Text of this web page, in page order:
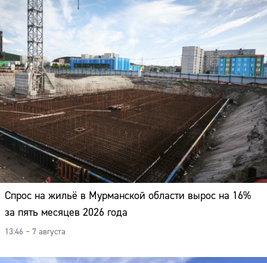
Спрос на жильё в Мурманской области вырос на 16%
за пять месяцев 2026 года
13:46 – 7 августа